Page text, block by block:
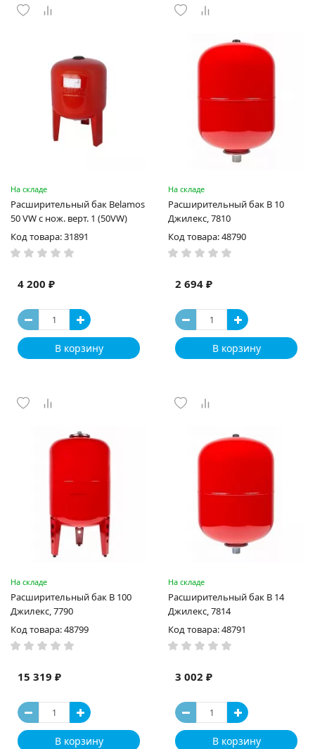
На складе
Расширительный бак Belamos
50 VW с нож. верт. 1 (50VW)
Код товара: 31891
4 200 ₽
В корзину
На складе
Расширительный бак В 10
Джилекс, 7810
Код товара: 48790
2 694 ₽
В корзину
На складе
Расширительный бак В 100
Джилекс, 7790
Код товара: 48799
15 319 ₽
В корзину
На складе
Расширительный бак В 14
Джилекс, 7814
Код товара: 48791
3 002 ₽
В корзину